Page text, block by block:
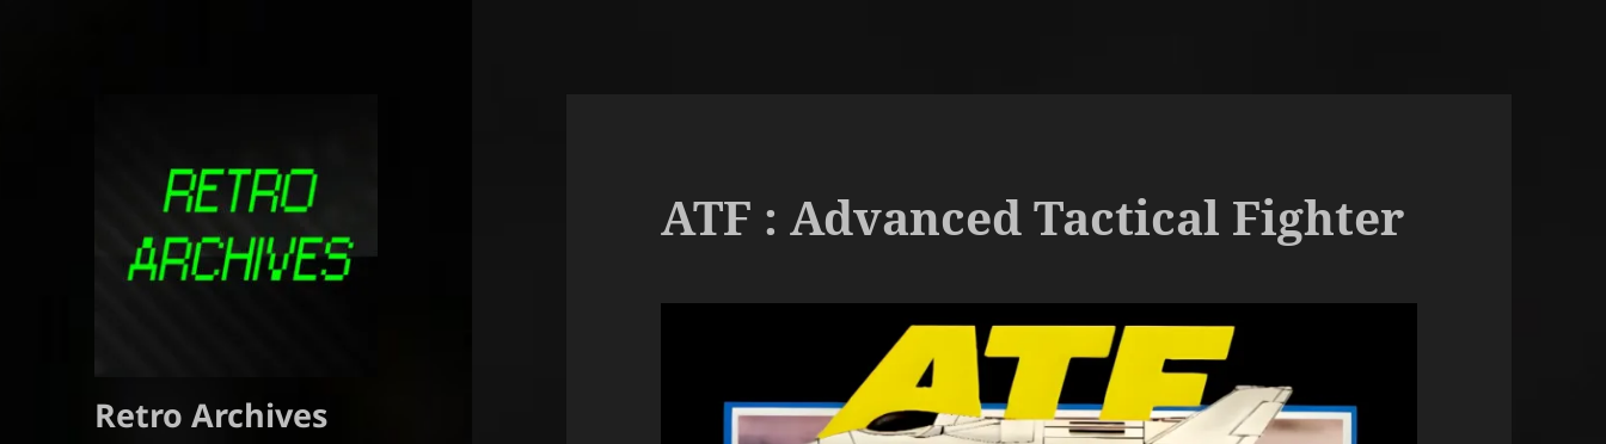
Retro Archives
ATF : Advanced Tactical Fighter